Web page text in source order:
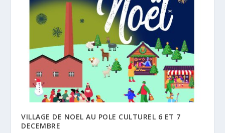
VILLAGE DE NOEL AU POLE CULTUREL 6 ET 7
DECEMBRE